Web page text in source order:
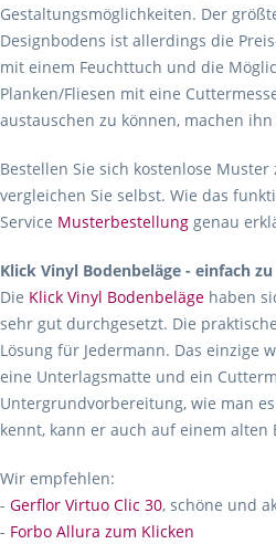
Gestaltungsmöglichkeiten. Der
Designbodens ist allerdings die
mit einem Feuchttuch und die
Planken/Fliesen mit eine
austauschen zu können, machen
Bestellen Sie sich kostenlose
vergleichen Sie selbst. Wie das
Service Musterbestellung genau
Klick Vinyl Bodenbeläge - einfach
Die Klick Vinyl Bodenbeläge haben
sehr gut durchgesetzt. Die
Lösung für Jedermann. Das einzige
eine Unterlagsmatte und ein
Untergrundvorbereitung, wie man
kennt, kann er auch auf einem
Wir empfehlen:
- Gerflor Virtuo Clic 30, schöne und
- Forbo Allura zum Klicken